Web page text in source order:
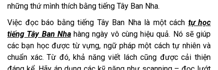
những thứ mình thích bằng tiếng Tây Ban Nha.
Việc đọc báo bằng tiếng Tây Ban Nha là một cách tự học
tiếng Tây Ban Nhahàng ngày vô cùng hiệu quả. Nó sẽ giúp
các bạn học được từ vựng, ngữ pháp một cách tự nhiên và
chuẩn xác. Từ đó, khả năng viết lách cũng được cải thiện